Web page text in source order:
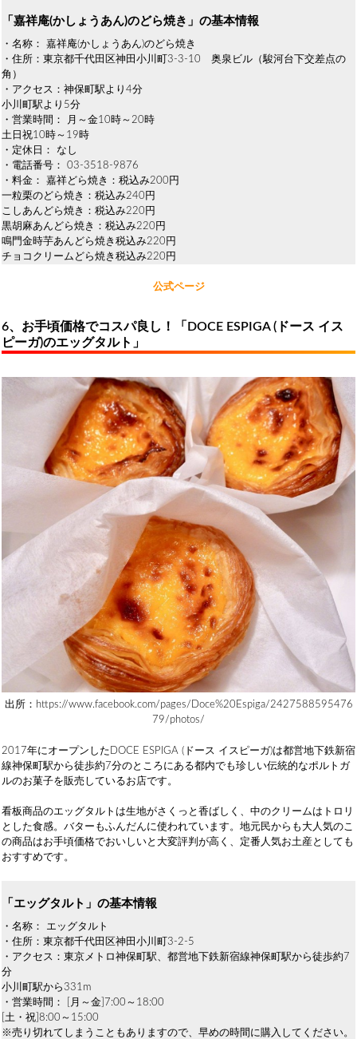
「嘉祥庵(かしょうあん)のどら焼き」の基本情報
・名称： 嘉祥庵(かしょうあん)のどら焼き
・住所：東京都千代田区神田小川町3-3-10 奥泉ビル（駿河台下交差点の
角）
・アクセス：神保町駅より4分
小川町駅より5分
・営業時間： 月～金10時～20時
土日祝10時～19時
・定休日： なし
・電話番号： 03-3518-9876
・料金： 嘉祥どら焼き：税込み200円
一粒栗のどら焼き：税込み240円
こしあんどら焼き：税込み220円
黒胡麻あんどら焼き：税込み220円
鳴門金時芋あんどら焼き税込み220円
チョコクリームどら焼き税込み220円
公式ページ
6、お手頃価格でコスパ良し！「DOCE ESPIGA (ドース イス
ピーガ)のエッグタルト」
出所：https://www.facebook.com/pages/Doce%20Espiga/2427588595476
79/photos/
2017年にオープンしたDOCE ESPIGA (ドース イスピーガ)は都営地下鉄新宿
線神保町駅から徒歩約7分のところにある都内でも珍しい伝統的なポルトガ
ルのお菓子を販売しているお店です。
看板商品のエッグタルトは生地がさくっと香ばしく、中のクリームはトロリ
とした食感。バターもふんだんに使われています。地元民からも大人気のこ
の商品はお手頃価格でおいしいと大変評判が高く、定番人気お土産としても
おすすめです。
「エッグタルト」の基本情報
・名称： エッグタルト
・住所：東京都千代田区神田小川町3-2-5
・アクセス：東京メトロ神保町駅、都営地下鉄新宿線神保町駅から徒歩約7
分
小川町駅から331m
・営業時間： [月～金]7:00～18:00
[土・祝]8:00～15:00
※売り切れてしまうこともありますので、早めの時間に購入してください。